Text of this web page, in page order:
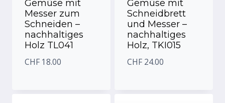
Gemüse mit
Messer zum
Schneiden –
nachhaltiges
Holz TL041
CHF 18.00
Gemüse mit
Schneidbrett
und Messer –
nachhaltiges
Holz, TKI015
CHF 24.00